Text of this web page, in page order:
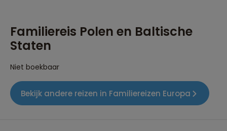
Familiereis Polen en Baltische
Staten
Niet boekbaar
Bekijk andere reizen in Familiereizen Europa